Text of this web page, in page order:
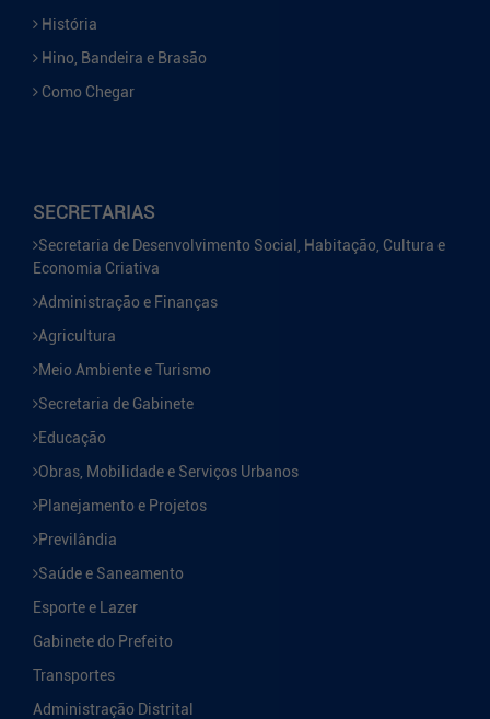
História
Hino, Bandeira e Brasão
Como Chegar
SECRETARIAS
Secretaria de Desenvolvimento Social, Habitação, Cultura e
Economia Criativa
Administração e Finanças
Agricultura
Meio Ambiente e Turismo
Secretaria de Gabinete
Educação
Obras, Mobilidade e Serviços Urbanos
Planejamento e Projetos
Previlândia
Saúde e Saneamento
Esporte e Lazer
Gabinete do Prefeito
Transportes
Administração Distrital